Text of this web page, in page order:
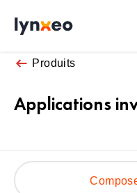
Produits
Applications